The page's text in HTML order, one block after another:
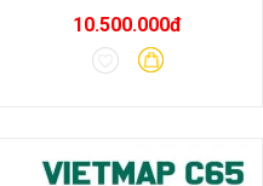
10.500.000đ